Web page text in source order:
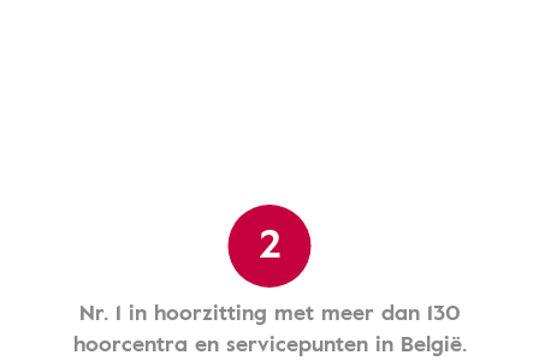
2
Nr. 1 in hoorzitting met meer dan 130
hoorcentra en servicepunten in België.